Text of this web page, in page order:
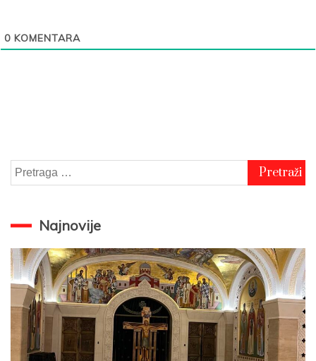
0 KOMENTARA
Pretraga
za:
Najnovije